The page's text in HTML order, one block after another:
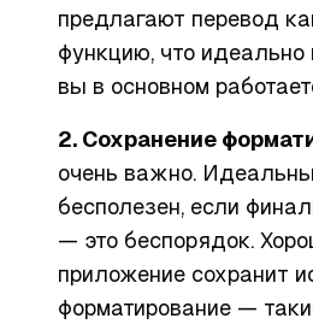
предлагают перевод
функцию, что идеально
вы в основном
2. Сохранение
очень важно.
бесполезен, если
— это беспорядок.
приложение сохранит
форматирование —